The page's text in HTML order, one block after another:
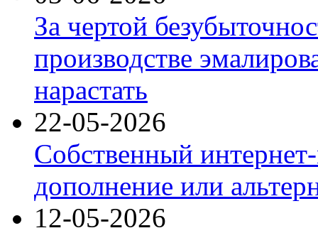
За чертой
производстве
нарастать
22-05-2026
Собственный
дополнение или
12-05-2026